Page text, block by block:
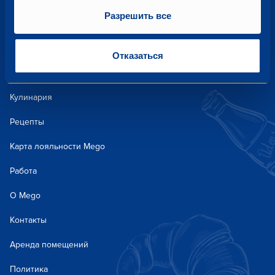
Разрешить все
Отказаться
Новости
Кулинария
Рецепты
Карта лояльности Mego
Работа
О Mego
Контакты
Аренда помещений
Политика